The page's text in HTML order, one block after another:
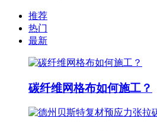
推荐
热门
最新
碳纤维网格布如何施工？